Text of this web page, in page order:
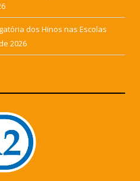
dos Hinos nas Escolas
2026